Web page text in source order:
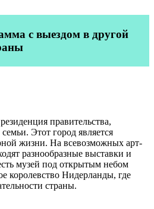
с выездом в другой
правительства,
Этот город является
жизни. На всевозможных арт-
разнообразные выставки и
музей под открытым небом
Нидерланды, где
страны.